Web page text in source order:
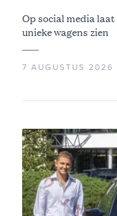
Op social media
unieke wagens zien
7 AUGUSTUS 2026